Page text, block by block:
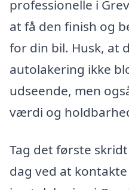
professionelle i
at få den finish og
for din bil. Husk, at
autolakering ikke
udseende, men
værdi og
Tag det første
dag ved at